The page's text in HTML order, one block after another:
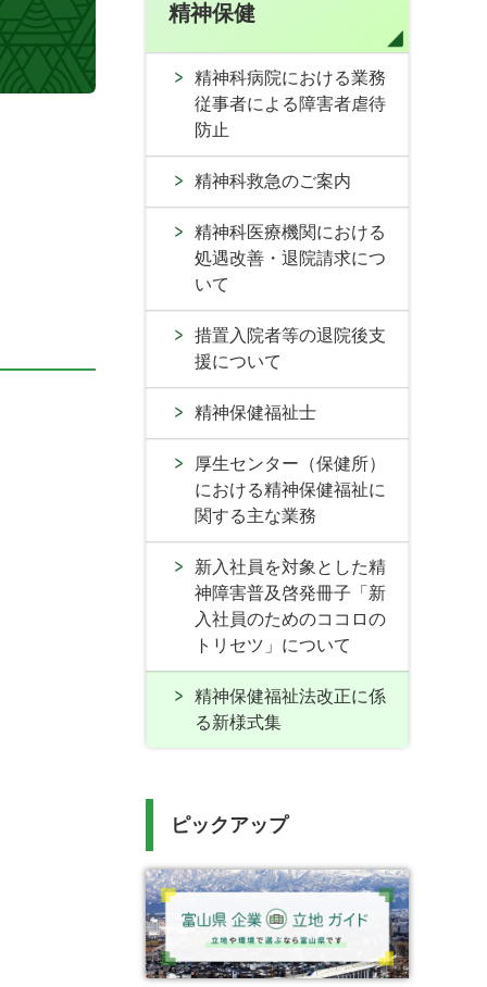
精神保健
精神科病院における業務
従事者による障害者虐待
防止
精神科救急のご案内
精神科医療機関における
処遇改善・退院請求につ
いて
措置入院者等の退院後支
援について
精神保健福祉士
厚生センター（保健所）
における精神保健福祉に
関する主な業務
新入社員を対象とした精
神障害普及啓発冊子「新
入社員のためのココロの
トリセツ」について
精神保健福祉法改正に係
る新様式集
ピックアップ